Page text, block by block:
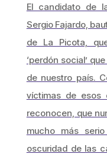
El candidato de
Sergio Fajardo,
de La Picota,
‘perdón social’
de nuestro país.
víctimas de esos
reconocen, que
mucho más
oscuridad de las